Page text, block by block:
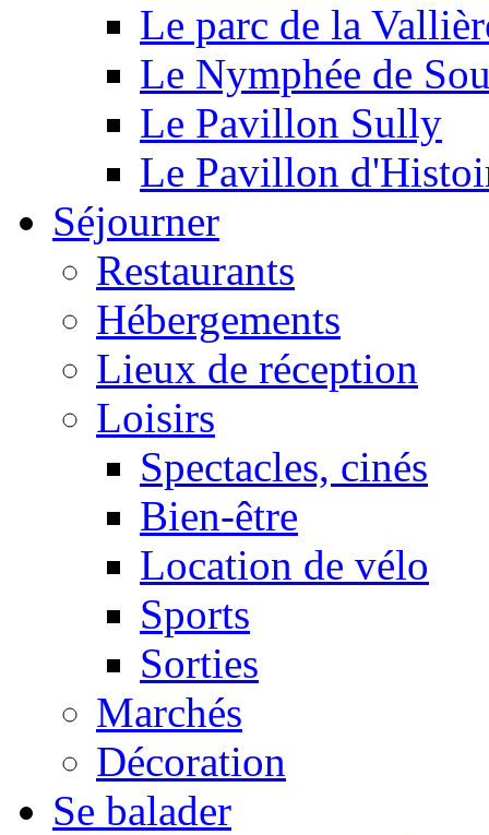
Le parc de la
Le Nymphée de
Le Pavillon Sully
Le Pavillon
Séjourner
Restaurants
Hébergements
Lieux de réception
Loisirs
Spectacles, cinés
Bien-être
Location de vélo
Sports
Sorties
Marchés
Décoration
Se balader